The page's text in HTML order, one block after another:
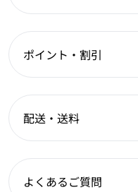
ポイント・割引
配送・送料
よくあるご質問